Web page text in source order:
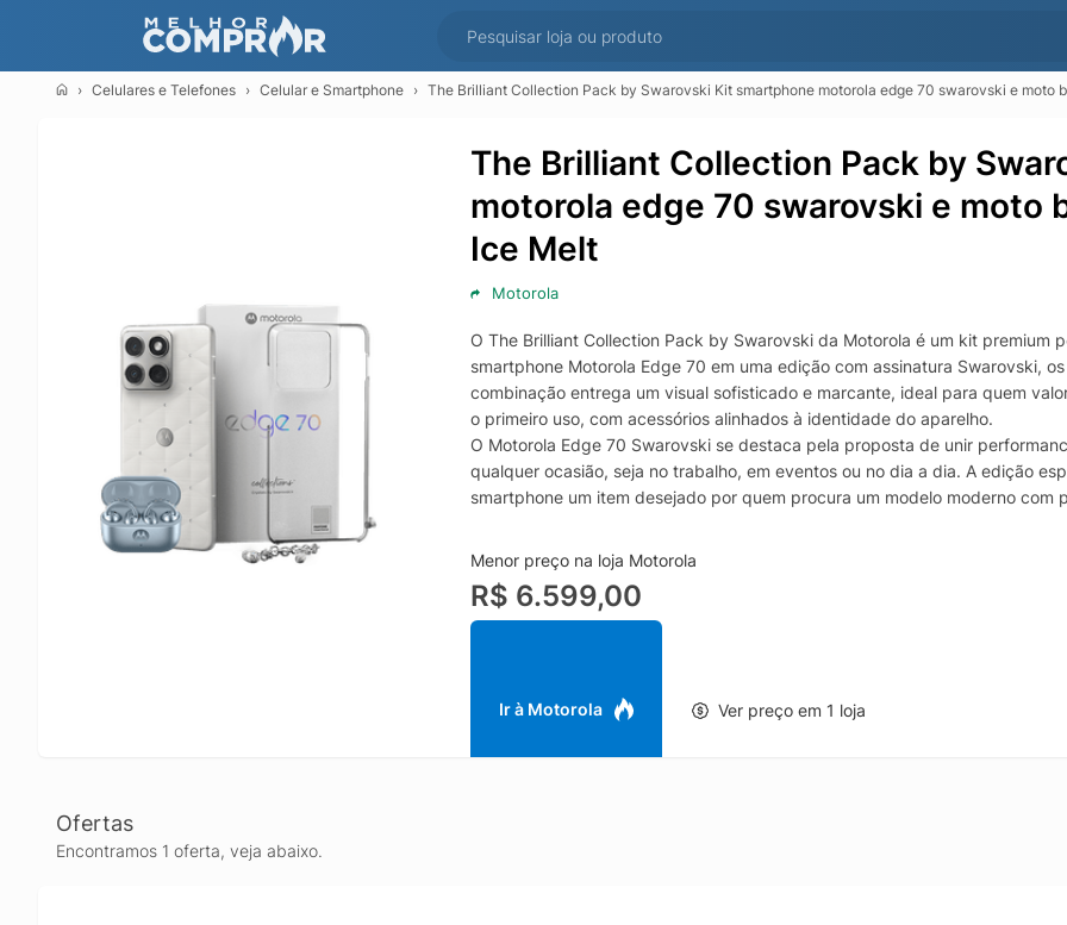
Celulares e Telefones Celular e Smartphone The Brilliant Collection Pack by Swarovski Kit smartphone motorola edge 70 swarovski e moto
The Brilliant Collection Pack by
motorola edge 70 swarovski e moto
Ice Melt
Motorola
O The Brilliant Collection Pack by Swarovski da Motorola é um kit premium
smartphone Motorola Edge 70 em uma edição com assinatura Swarovski,
combinação entrega um visual sofisticado e marcante, ideal para quem
o primeiro uso, com acessórios alinhados à identidade do aparelho.
O Motorola Edge 70 Swarovski se destaca pela proposta de unir
qualquer ocasião, seja no trabalho, em eventos ou no dia a dia. A edição
smartphone um item desejado por quem procura um modelo moderno
Para complementar a experiência, os Moto Buds Loop oferecem
integração natural ao ecossistema Motorola e uso confortável ao longo do
alterna entre trabalho e lazer, garantindo mobilidade e conveniência sem
A capa protetora Ice Melt foi pensada para acompanhar o visual do
Menor preço na loja Motorola
R$ 6.599,00
Ir à Motorola Ver preço em 1 loja
Ofertas
Encontramos 1 oferta, veja abaixo.